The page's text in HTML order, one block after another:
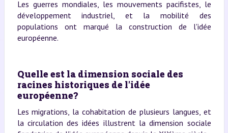
Les guerres mondiales, les mouvements pacifistes, le
développement industriel, et la mobilité des
populations ont marqué la construction de l'idée
européenne.
Quelle est la dimension sociale des
racines historiques de l'idée
européenne?
Les migrations, la cohabitation de plusieurs langues, et
la circulation des idées illustrent la dimension sociale